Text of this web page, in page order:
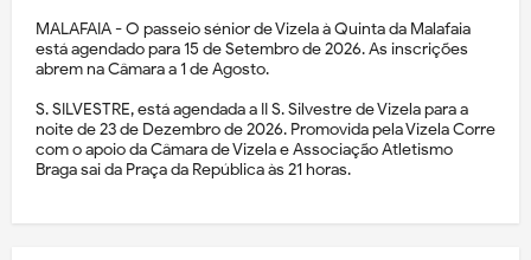
MALAFAIA - O passeio sénior de Vizela à Quinta da Malafaia
está agendado para 15 de Setembro de 2026. As inscrições
abrem na Câmara a 1 de Agosto.
S. SILVESTRE, está agendada a II S. Silvestre de Vizela para a
noite de 23 de Dezembro de 2026. Promovida pela Vizela Corre
com o apoio da Câmara de Vizela e Associação Atletismo
Braga sai da Praça da República às 21 horas.